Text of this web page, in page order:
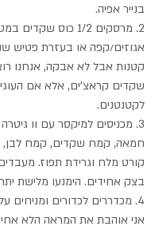
בנייר אפיה.
2. מרסקים 1/2 כוס
אגוזים/קפה או בעזרת פטיש
קטנות אבל לא אבקה, אנחנו
שקדים קראצ'ים, אלא אם
לקטנטנים.
3. מכניסים למיקסר עם וו
חמאה, קמח שקדים, קמח לבן,
קורט מלח וגרידת תפוז.
בצק אחידים. הימנעו מלישת
4. מכדררים לכדורים ומניחים
אני אוהבת את המראה הלא